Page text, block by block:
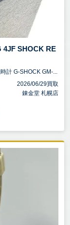
4JF SHOCK RE
計 G-SHOCK GM-...
2026/06/29買取
錬金堂 札幌店